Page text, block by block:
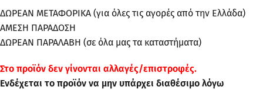
ΔΩΡΕΑΝ ΜΕΤΑΦΟΡΙΚΑ (για όλες τις αγορές από την Ελλάδα)
ΑΜΕΣΗ ΠΑΡΑΔΟΣΗ
ΔΩΡΕΑΝ ΠΑΡΑΛΑΒΗ (σε όλα μας τα καταστήματα)
Στo προϊόν δεν γίνονται αλλαγές/επιστροφές.
Ενδέχεται το προϊόν να μην υπάρχει διαθέσιμο λόγω